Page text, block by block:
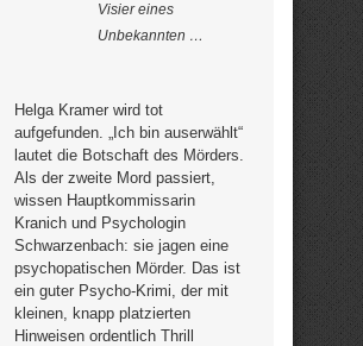
Visier eines
Unbekannten …
Helga Kramer wird tot
aufgefunden. „Ich bin auserwählt“
lautet die Botschaft des Mörders.
Als der zweite Mord passiert,
wissen Hauptkommissarin
Kranich und Psychologin
Schwarzenbach: sie jagen eine
psychopatischen Mörder. Das ist
ein guter Psycho-Krimi, der mit
kleinen, knapp platzierten
Hinweisen ordentlich Thrill